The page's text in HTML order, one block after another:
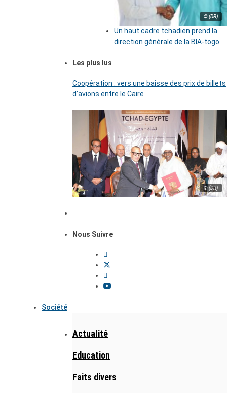
© (DR)
Un haut cadre tchadien prend la
direction générale de la BIA-togo
Les plus lus
Coopération : vers une baisse des prix de billets
d’avions entre le Caire
© (DR)
Nous Suivre
Société
Actualité
Education
Faits divers